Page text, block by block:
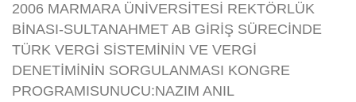
2006 MARMARA ÜNİVERSİTESİ REKTÖRLÜK
BİNASI-SULTANAHMET AB GİRİŞ SÜRECİNDE
TÜRK VERGİ SİSTEMİNİN VE VERGİ
DENETİMİNİN SORGULANMASI KONGRE
PROGRAMISUNUCU:NAZIM ANIL